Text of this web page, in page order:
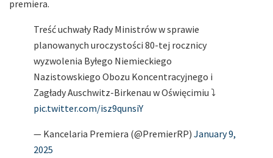
premiera.
Treść uchwały Rady Ministrów w sprawie
planowanych uroczystości 80-tej rocznicy
wyzwolenia Byłego Niemieckiego
Nazistowskiego Obozu Koncentracyjnego i
Zagłady Auschwitz-Birkenau w Oświęcimiu ⤵️
pic.twitter.com/isz9qunsiY
— Kancelaria Premiera (@PremierRP) January 9,
2025